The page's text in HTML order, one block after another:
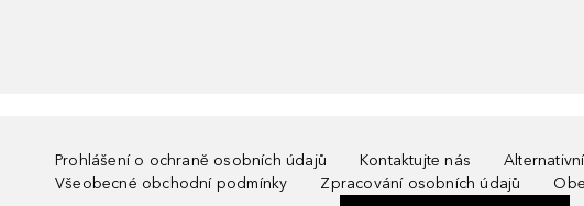
Prohlášení o ochraně osobních údajů Kontaktujte nás
Všeobecné obchodní podmínky
Zpracování osobních údajů